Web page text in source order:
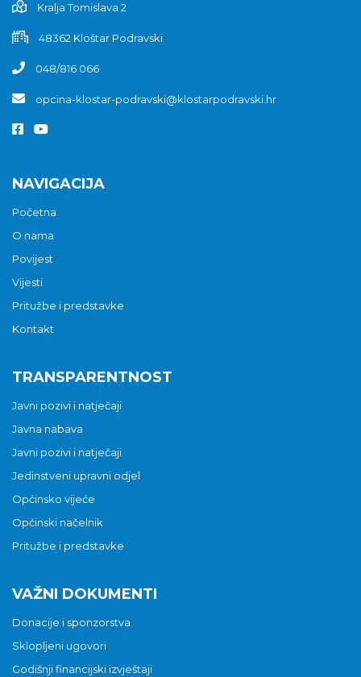
Kralja Tomislava 2
48362 Kloštar Podravski
048/816 066
opcina-klostar-podravski@klostarpodravski.hr
NAVIGACIJA
Početna
O nama
Povijest
Vijesti
Pritužbe i predstavke
Kontakt
TRANSPARENTNOST
Javni pozivi i natječaji
Javna nabava
Javni pozivi i natječaji
Jedinstveni upravni odjel
Općinsko vijeće
Općinski načelnik
Pritužbe i predstavke
VAŽNI DOKUMENTI
Donacije i sponzorstva
Sklopljeni ugovori
Godišnji financijski izvještaji